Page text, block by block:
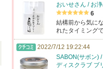
おいせさん / お
6
結構前から気に
れたタイミング
2022/7/12 19:22:44
SABON(サボン)
ディスクラブ ブ